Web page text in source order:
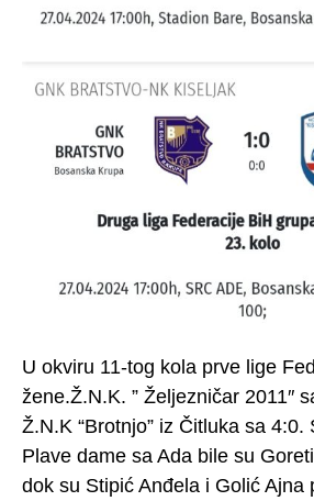
U okviru 11-tog kola prve lige
žene.Ž.N.K. ” Željezničar 2011″
Ž.N.K “Brotnjo” iz Čitluka sa
Plave dame sa Ada bile su
dok su Stipić Anđela i Golić Ajna